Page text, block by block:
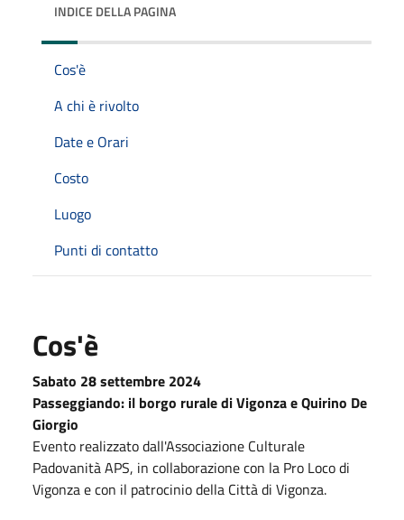
INDICE DELLA PAGINA
Cos'è
A chi è rivolto
Date e Orari
Costo
Luogo
Punti di contatto
Cos'è
Sabato 28 settembre 2024
Passeggiando: il borgo rurale di Vigonza e Quirino De
Giorgio
Evento realizzato dall'Associazione Culturale
Padovanità APS, in collaborazione con la Pro Loco di
Vigonza e con il patrocinio della Città di Vigonza.